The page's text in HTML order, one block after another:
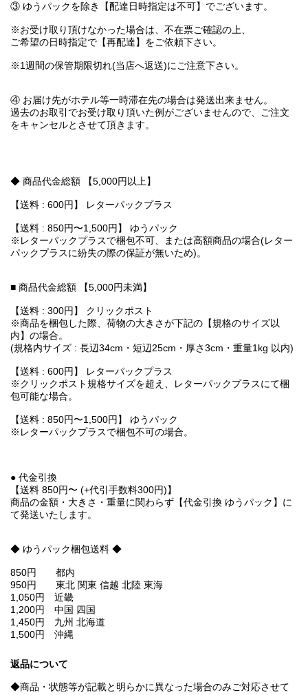
③ ゆうパックを除き【配達日時指定は不可】でございます。
※お受け取り頂けなかった場合は、不在票ご確認の上、
ご希望の日時指定で【再配達】をご依頼下さい。
※1週間の保管期限切れ(当店へ返送)にご注意下さい。
④ お届け先がホテル等一時滞在先の場合は発送出来ません。
過去のお取引でお受け取り頂いた例がございませんので、ご注文
をキャンセルとさせて頂きます。
◆ 商品代金総額 【5,000円以上】
【送料 : 600円】 レターパックプラス
【送料 : 850円〜1,500円】 ゆうパック
※レターパックプラスで梱包不可、または高額商品の場合(レター
パックプラスに紛失の際の保証が無いため)。
■ 商品代金総額 【5,000円未満】
【送料 : 300円】 クリックポスト
※商品を梱包した際、荷物の大きさが下記の【規格のサイズ以
内】の場合。
(規格内サイズ : 長辺34cm・短辺25cm・厚さ3cm・重量1kg 以内)
【送料 : 600円】 レターパックプラス
※クリックポスト規格サイズを超え、レターパックプラスにて梱
包可能な場合。
【送料 : 850円〜1,500円】 ゆうパック
※レターパックプラスで梱包不可の場合。
● 代金引換
【送料 850円〜 (+代引手数料300円)】
商品の金額・大きさ・重量に関わらず【代金引換 ゆうパック】に
て発送いたします。
◆ ゆうパック梱包送料 ◆
850円 都内
950円 東北 関東 信越 北陸 東海
1,050円 近畿
1,200円 中国 四国
1,450円 九州 北海道
1,500円 沖縄
返品について
◆商品・状態等が記載と明らかに異なった場合のみご対応させて